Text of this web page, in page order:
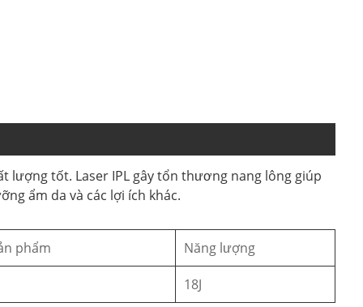
lượng tốt. Laser IPL gây tổn thương nang lông giúp
ẩm da và các lợi ích khác.
phẩm Năng lượng
18J